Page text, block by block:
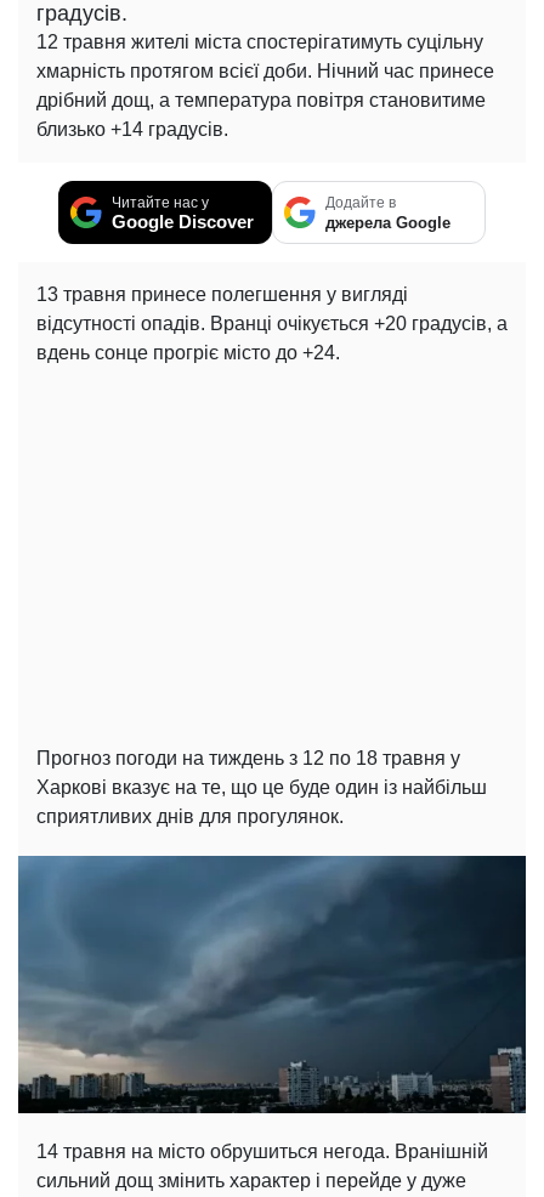
градусів.
12 травня жителі міста спостерігатимуть суцільну
хмарність протягом всієї доби. Нічний час принесе
дрібний дощ, а температура повітря становитиме
близько +14 градусів.
Читайте нас у
Google Discover
Додайте в
джерела Google
13 травня принесе полегшення у вигляді
відсутності опадів. Вранці очікується +20 градусів, а
вдень сонце прогріє місто до +24.
Прогноз погоди на тиждень з 12 по 18 травня у
Харкові вказує на те, що це буде один із найбільш
сприятливих днів для прогулянок.
14 травня на місто обрушиться негода. Вранішній
сильний дощ змінить характер і перейде у дуже